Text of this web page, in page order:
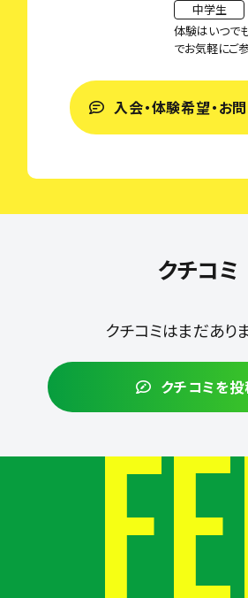
中学生
体験はいつで
でお気軽にご
入会・体験希望・お
クチコミ
クチコミはまだあり
クチコミを